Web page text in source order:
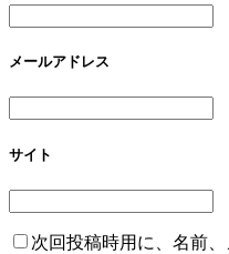
メールアドレス
サイト
次回投稿時用に、名前